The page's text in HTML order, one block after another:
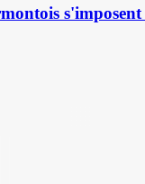
s'imposent